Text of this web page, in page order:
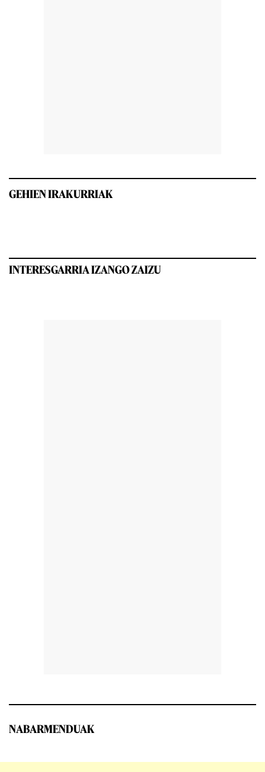
GEHIEN IRAKURRIAK
INTERESGARRIA IZANGO ZAIZU
NABARMENDUAK